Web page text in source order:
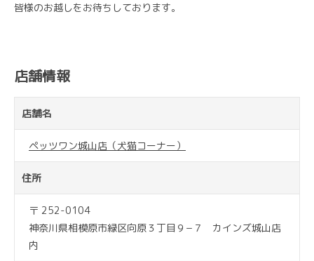
皆様のお越しをお待ちしております。
店舗情報
店舗名
ペッツワン城山店（犬猫コーナー）
住所
〒 252-0104
神奈川県相模原市緑区向原３丁目９−７ カインズ城山店
内